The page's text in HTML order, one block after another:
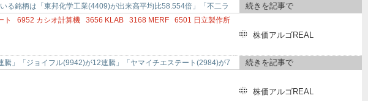
る銘柄は「東邦化学工業(4409)が出来高平均比58.554倍」「不二ラ
続きを記事で
ト 6952 カシオ計算機 3656 KLAB 3168 MERF 6501 日立製作所
株価アルゴREAL
」「ジョイフル(9942)が12連騰」「ヤマイチエステート(2984)が7
続きを記事で
株価アルゴREAL